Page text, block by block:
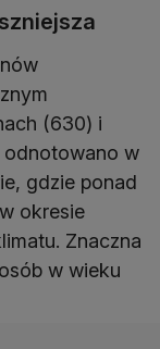
(630) i
odnotowano w
gdzie ponad
okresie
Znaczna
w wieku